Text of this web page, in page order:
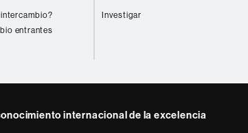
entrantes
Investigar
internacional de la excelencia